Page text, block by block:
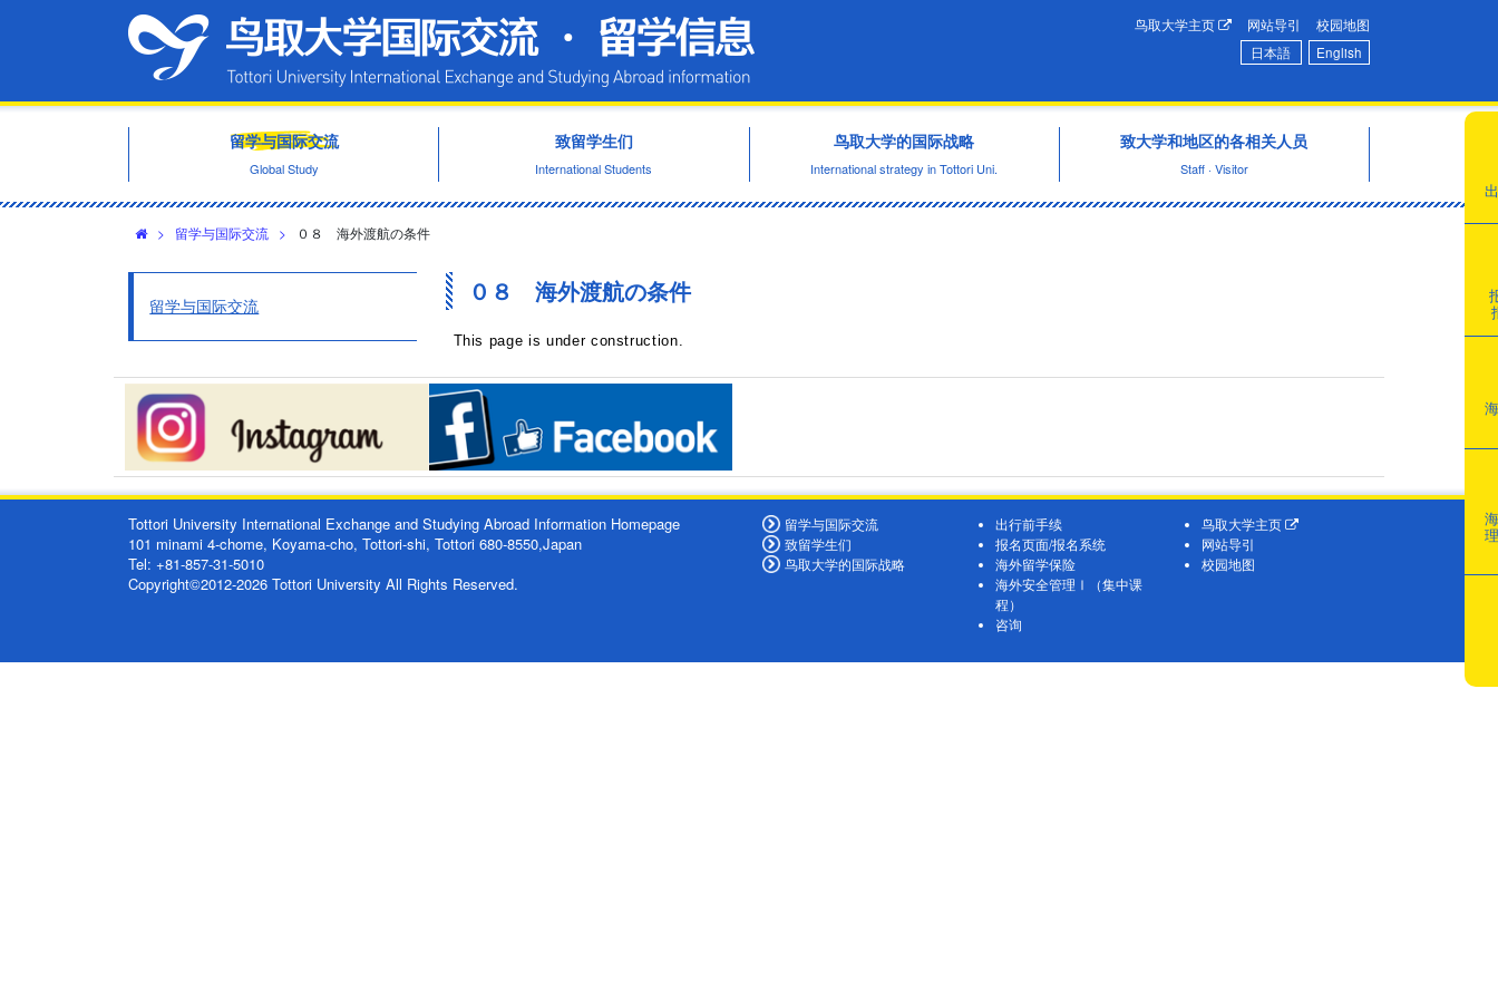
鸟取大学主页 网站导引
校园地图
日本語
English
留学与国际交流
Global Study
致留学生们
International Students
鸟取大学的国际战略
International strategy in Tottori Uni.
致大学和地区的各相关人员
Staff · Visitor
> 留学与国际交流 > ０８ 海外渡航の条件
０８ 海外渡航の条件
This page is under construction.
留学与国际交流
留学与国际交流
致留学生们
鸟取大学的国际战略
出行前手续
报名页面/报名系统
海外留学保险
海外安全管理Ⅰ（集中课
程）
咨询
鸟取大学主页
网站导引
校园地图
Tottori University International Exchange and Studying Abroad Information Homepage
101 minami 4-chome, Koyama-cho, Tottori-shi, Tottori 680-8550,Japan
Tel: +81-857-31-5010
Copyright©2012-2026 Tottori University All Rights Reserved.